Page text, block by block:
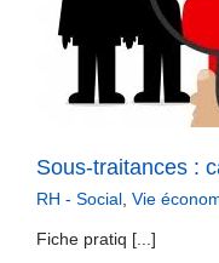
Sous-traitances :
RH - Social Vie
Fiche pratiq [...]